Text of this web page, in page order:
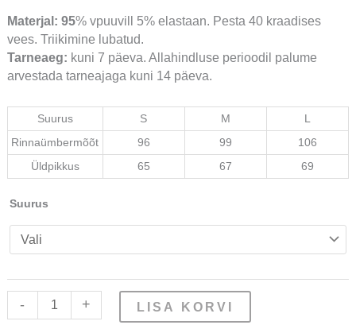
Materjal: 95% vpuuvill 5% elastaan. Pesta 40 kraadises
vees. Triikimine lubatud.
Tarneaeg: kuni 7 päeva. Allahindluse perioodil palume
arvestada tarneajaga kuni 14 päeva.
Suurus S M
L
Rinnaümbermõõt
96 99
106
Üldpikkus
65 67 69
Suurus
- + LISA KORVI